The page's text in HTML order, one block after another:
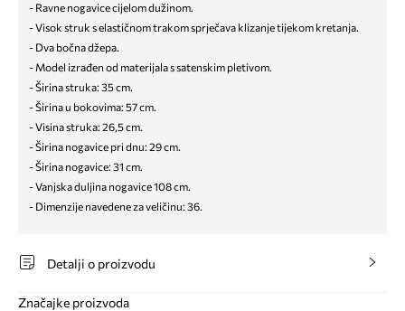
- Ravne nogavice cijelom dužinom.
- Visok struk s elastičnom trakom sprječava klizanje tijekom kretanja.
- Dva bočna džepa.
- Model izrađen od materijala s satenskim pletivom.
- Širina struka: 35 cm.
- Širina u bokovima: 57 cm.
- Visina struka: 26,5 cm.
- Širina nogavice pri dnu: 29 cm.
- Širina nogavice: 31 cm.
- Vanjska duljina nogavice 108 cm.
- Dimenzije navedene za veličinu: 36.
Detalji o proizvodu
Značajke proizvoda